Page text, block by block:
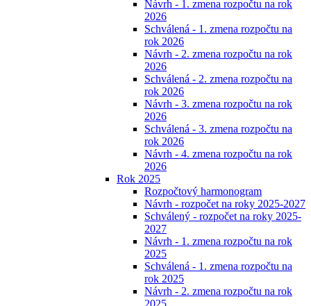
Návrh - 1. zmena rozpočtu na rok
2026
Schválená - 1. zmena rozpočtu na
rok 2026
Návrh - 2. zmena rozpočtu na rok
2026
Schválená - 2. zmena rozpočtu na
rok 2026
Návrh - 3. zmena rozpočtu na rok
2026
Schválená - 3. zmena rozpočtu na
rok 2026
Návrh - 4. zmena rozpočtu na rok
2026
Rok 2025
Rozpočtový harmonogram
Návrh - rozpočet na roky 2025-2027
Schválený - rozpočet na roky 2025-
2027
Návrh - 1. zmena rozpočtu na rok
2025
Schválená - 1. zmena rozpočtu na
rok 2025
Návrh - 2. zmena rozpočtu na rok
2025